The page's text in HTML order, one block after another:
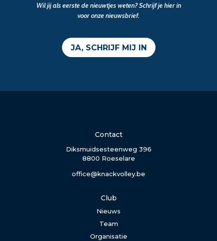
Wil jij als eerste de nieuwtjes weten? Schrijf je hier in
voor onze nieuwsbrief.
JA, SCHRIJF MIJ IN
Contact
Diksmuidsesteenweg 396
8800 Roeselare
office@knackvolley.be
Club
Nieuws
Team
Organisatie